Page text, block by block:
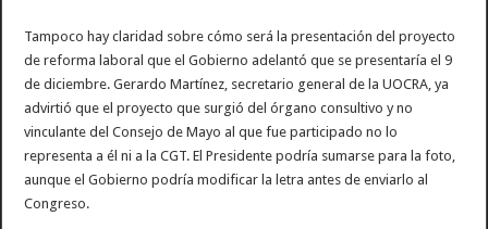
Tampoco hay claridad sobre cómo será la presentación del proyecto
de reforma laboral que el Gobierno adelantó que se presentaría el 9
de diciembre. Gerardo Martínez, secretario general de la UOCRA, ya
advirtió que el proyecto que surgió del órgano consultivo y no
vinculante del Consejo de Mayo al que fue participado no lo
representa a él ni a la CGT. El Presidente podría sumarse para la foto,
aunque el Gobierno podría modificar la letra antes de enviarlo al
Congreso.